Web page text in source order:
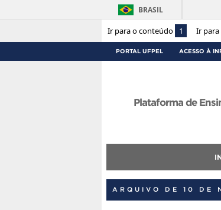
Ir para o conteúdo 1 Ir
BRASIL
PORTAL UFPEL ACESSO À
Plataforma de
ARQUIVO DE 10 DE